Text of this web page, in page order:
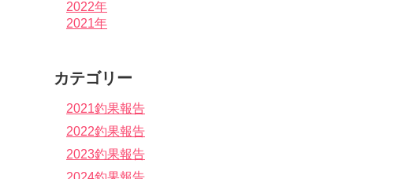
2022年
2021年
カテゴリー
2021釣果報告
2022釣果報告
2023釣果報告